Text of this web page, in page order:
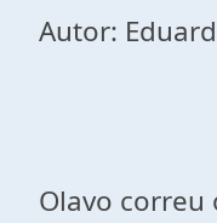
Autor:
Olavo correu